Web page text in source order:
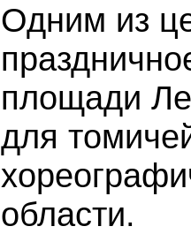
Одним из
площади
для
области.